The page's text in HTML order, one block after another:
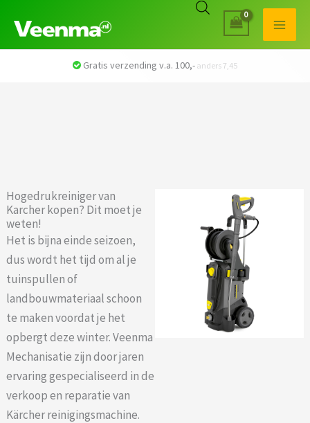
Hogedrukreiniger van
Karcher kopen? Dit moet je
weten!
Het is bijna einde seizoen,
dus wordt het tijd om al je
tuinspullen of
landbouwmateriaal schoon
te maken voordat je het
opbergt deze winter. Veenma
Mechanisatie zijn door jaren
ervaring gespecialiseerd in de
verkoop en reparatie van
Kärcher reinigingsmachine.
Veilig betalen met iDEAL